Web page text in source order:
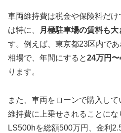
車両維持費は税金や保険料だ
は特に、
月極駐車場の賃料も大
す。例えば、東京都23区内で
相場で、年間にすると24万円〜
ります。
また、車両をローンで購入し
維持費に上乗せされることに
LS500hを総額500万円、金利